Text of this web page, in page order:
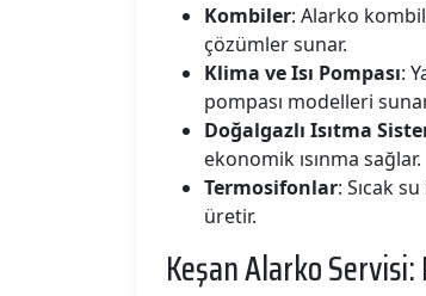
Kombiler: Alarko
çözümler sunar.
Klima ve Isı Pompası:
pompası modelleri
Doğalgazlı Isıtma
ekonomik ısınma sağlar.
Termosifonlar: Sıcak
üretir.
Keşan Alarko